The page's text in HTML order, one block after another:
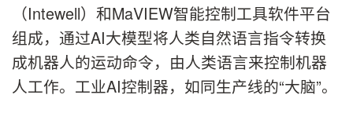
（Intewell）和MaVIEW智能控制工具软件平台
组成，通过AI大模型将人类自然语言指令转换
成机器人的运动命令，由人类语言来控制机器
人工作。工业AI控制器，如同生产线的“大脑”。